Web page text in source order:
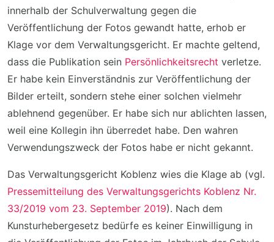
innerhalb der Schulverwaltung gegen die
Veröffentlichung der Fotos gewandt hatte, erhob er
Klage vor dem Verwaltungsgericht. Er machte geltend,
dass die Publikation sein Persönlichkeitsrecht verletze.
Er habe kein Einverständnis zur Veröffentlichung der
Bilder erteilt, sondern stehe einer solchen vielmehr
ablehnend gegenüber. Er habe sich nur ablichten lassen,
weil eine Kollegin ihn überredet habe. Den wahren
Verwendungszweck der Fotos habe er nicht gekannt.
Das Verwaltungsgericht Koblenz wies die Klage ab (vgl.
Pressemitteilung des Verwaltungsgerichts Koblenz Nr.
33/2019 vom 23. September 2019). Nach dem
Kunsturhebergesetz bedürfe es keiner Einwilligung in